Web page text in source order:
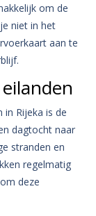
om de
niet in het
aan te
in Rijeka is de
dagtocht naar
stranden en
regelmatig
deze